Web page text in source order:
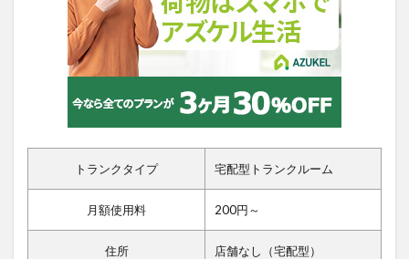
トランクタイプ 宅配型トランクルーム
月額使用料 200円～
住所 店舗なし（宅配型）